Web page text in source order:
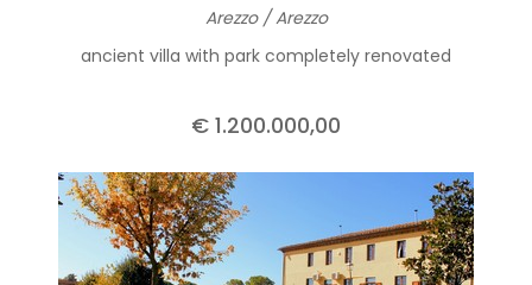
Arezzo / Arezzo
ancient villa with park completely renovated
€ 1.200.000,00